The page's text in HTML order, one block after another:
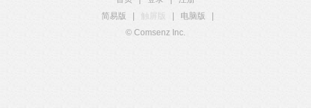
简易版
触屏版 电脑版
© Comsenz Inc.